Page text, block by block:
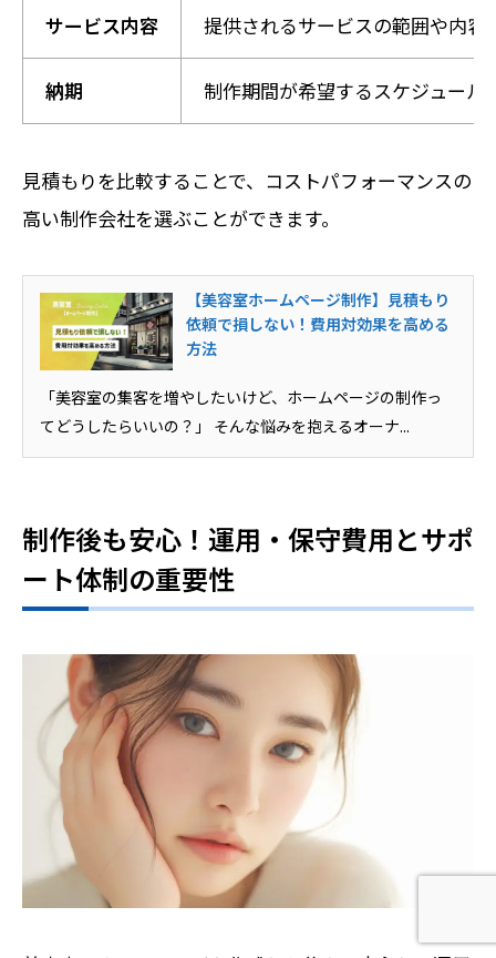
サービス内容 提供されるサービスの範囲や内
納期 制作期間が希望するスケジュール
見積もりを比較することで、コストパフォーマンスの
高い制作会社を選ぶことができます。
【美容室ホームページ制作】見積もり
依頼で損しない！費用対効果を高める
方法
「美容室の集客を増やしたいけど、ホームページの制作っ
てどうしたらいいの？」 そんな悩みを抱えるオーナ...
制作後も安心！運用・保守費用とサポ
ート体制の重要性